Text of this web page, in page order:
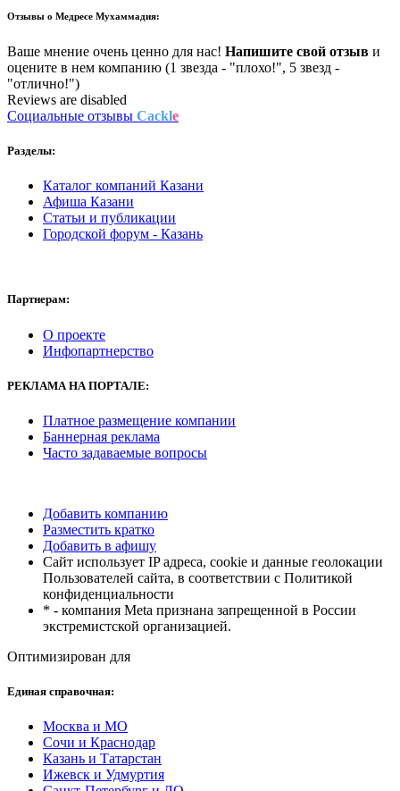
Отзывы о Медресе Мухаммадия:
Ваше мнение очень ценно для нас! Напишите свой отзыв и
оцените в нем компанию (1 звезда - "плохо!", 5 звезд -
"отлично!")
Reviews are disabled
Социальные отзывы Cackle
Разделы:
Каталог компаний Казани
Афиша Казани
Статьи и публикации
Городской форум - Казань
Партнерам:
О проекте
Инфопартнерство
РЕКЛАМА НА ПОРТАЛЕ:
Платное размещение компании
Баннерная реклама
Часто задаваемые вопросы
Добавить компанию
Разместить кратко
Добавить в афишу
Сайт использует IP адреса, cookie и данные геолокации
Пользователей сайта, в соответствии с Политикой
конфиденциальности
* - компания Meta признана запрещенной в России
экстремистской организацией.
Оптимизирован для
Единая справочная:
Москва и МО
Сочи и Краснодар
Казань и Татарстан
Ижевск и Удмуртия